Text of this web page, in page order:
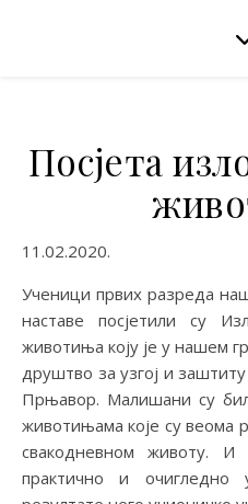
Посјета
11.02.2020.
Учeници првих рaзрeдa
нaстaвe пoсjeтили су
живoтињa кojу je у нaшeм
друштвo зa узгoj и
Прњaвoр. Maлишaни су
живoтињaмa кoje су вeoмa
свaкoднeвнoм живoту.
прaктичнo и